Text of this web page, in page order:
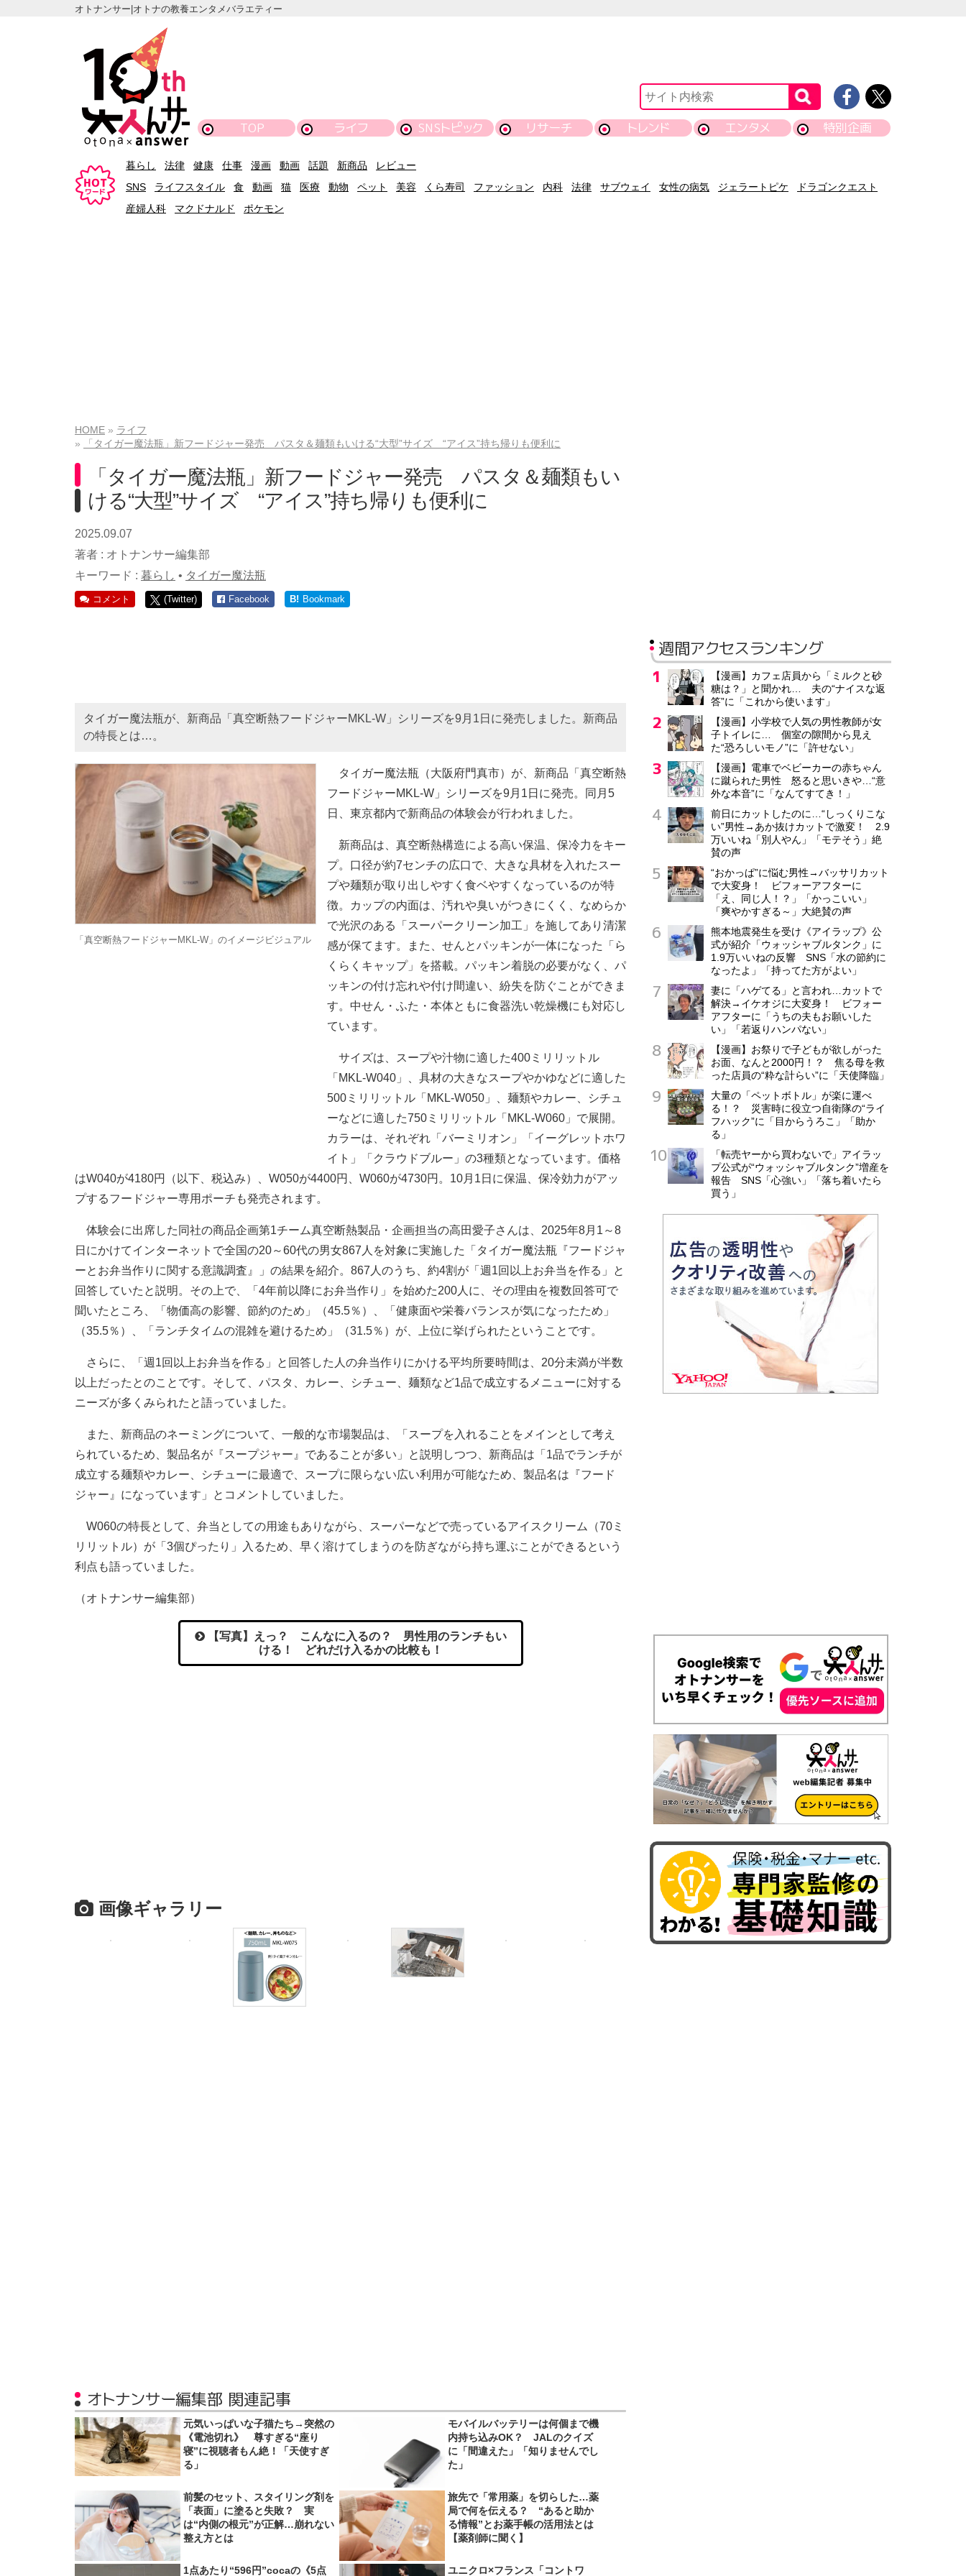
オトナンサー|オトナの教養エンタメバラエティー
TOP ライフ SNSトピック リサーチ トレンド エンタメ 特別企画
暮らし 法律 健康 仕事 漫画 動画 話題 新商品
レビュー
SNS
ライフスタイル 食 動画 猫 医療 動物 ペット 美容 くら寿司 ファッション 内科 法律 サブウェイ 女性の病気 ジェラートピケ
ドラゴンクエスト
産婦人科
マクドナルド ポケモン
HOME
ライフ
「タイガー魔法瓶」新フードジャー発売 パスタ＆麺類もいける“大型”サイズ “アイス”持ち帰りも便利に
「タイガー魔法瓶」新フードジャー発売 パスタ＆麺類もい
ける“大型”サイズ “アイス”持ち帰りも便利に
2025.09.07
著者 : オトナンサー編集部
キーワード : 暮らし • タイガー魔法瓶
コメント (Twitter) Facebook B! Bookmark
タイガー魔法瓶が、新商品「真空断熱フードジャーMKL-W」シリーズを9月1日に発売しました。新商品
の特長とは…。
「真空断熱フードジャーMKL-W」のイメージビジュアル
タイガー魔法瓶（大阪府門真市）が、新商品「真空断熱
フードジャーMKL-W」シリーズを9月1日に発売。同月5
日、東京都内で新商品の体験会が行われました。
新商品は、真空断熱構造による高い保温、保冷力をキー
プ。口径が約7センチの広口で、大きな具材を入れたスー
プや麺類が取り出しやすく食ベやすくなっているのが特
徴。カップの内面は、汚れや臭いがつきにくく、なめらか
で光沢のある「スーパークリーン加工」を施してあり清潔
感が保てます。また、せんとパッキンが一体になった「ら
くらくキャップ」を搭載。パッキン着脱の必要がなく、パ
ッキンの付け忘れや付け間違い、紛失を防ぐことができま
す。中せん・ふた・本体ともに食器洗い乾燥機にも対応し
ています。
サイズは、スープや汁物に適した400ミリリットル
「MKL-W040」、具材の大きなスープやかゆなどに適した
500ミリリットル「MKL-W050」、麺類やカレー、シチュ
ーなどに適した750ミリリットル「MKL-W060」で展開。
カラーは、それぞれ「バーミリオン」「イーグレットホワ
イト」「クラウドブルー」の3種類となっています。価格
はW040が4180円（以下、税込み）、W050が4400円、W060が4730円。10月1日に保温、保冷効力がアッ
プするフードジャー専用ポーチも発売されます。
体験会に出席した同社の商品企画第1チーム真空断熱製品・企画担当の高田愛子さんは、2025年8月1～8
日にかけてインターネットで全国の20～60代の男女867人を対象に実施した「タイガー魔法瓶『フードジャ
ーとお弁当作りに関する意識調査』」の結果を紹介。867人のうち、約4割が「週1回以上お弁当を作る」と
回答していたと説明。その上で、「4年前以降にお弁当作り」を始めた200人に、その理由を複数回答可で
聞いたところ、「物価高の影響、節約のため」（45.5％）、「健康面や栄養バランスが気になったため」
（35.5％）、「ランチタイムの混雑を避けるため」（31.5％）が、上位に挙げられたということです。
さらに、「週1回以上お弁当を作る」と回答した人の弁当作りにかける平均所要時間は、20分未満が半数
以上だったとのことです。そして、パスタ、カレー、シチュー、麺類など1品で成立するメニューに対する
ニーズが多くみられたと語っていました。
また、新商品のネーミングについて、一般的な市場製品は、「スープを入れることをメインとして考え
られているため、製品名が『スープジャー』であることが多い」と説明しつつ、新商品は「1品でランチが
成立する麺類やカレー、シチューに最適で、スープに限らない広い利用が可能なため、製品名は『フード
ジャー』になっています」とコメントしていました。
W060の特長として、弁当としての用途もありながら、スーパーなどで売っているアイスクリーム（70ミ
リリットル）が「3個ぴったり」入るため、早く溶けてしまうのを防ぎながら持ち運ぶことができるという
利点も語っていました。
（オトナンサー編集部）
【写真】えっ？ こんなに入るの？ 男性用のランチもい
ける！ どれだけ入るかの比較も！
画像ギャラリー
オトナンサー編集部 関連記事
元気いっぱいな子猫たち→突然の
《電池切れ》 尊すぎる“座り
寝”に視聴者もん絶！「天使すぎ
る」
モバイルバッテリーは何個まで機
内持ち込みOK？ JALのクイズ
に「間違えた」「知りませんでし
た」
前髪のセット、スタイリング剤を
「表面」に塗ると失敗？ 実
は“内側の根元”が正解…崩れない
整え方とは
旅先で「常用薬」を切らした…薬
局で何を伝える？ “あると助か
る情報”とお薬手帳の活用法とは
【薬剤師に聞く】
1点あたり“596円”cocaの《5点 ユニクロ×フランス「コントワ
週間アクセスランキング
【漫画】カフェ店員から「ミルクと砂
糖は？」と聞かれ… 夫の“ナイスな返
答”に「これから使います」
【漫画】小学校で人気の男性教師が女
子トイレに… 個室の隙間から見え
た“恐ろしいモノ”に「許せない」
【漫画】電車でベビーカーの赤ちゃん
に蹴られた男性 怒ると思いきや…“意
外な本音”に「なんてすてき！」
前日にカットしたのに…“しっくりこな
い”男性→あか抜けカットで激変！ 2.9
万いいね「別人やん」「モテそう」絶
賛の声
“おかっぱ”に悩む男性→バッサリカット
で大変身！ ビフォーアフターに
「え、同じ人！？」「かっこいい」
「爽やかすぎる～」大絶賛の声
熊本地震発生を受け《アイラップ》公
式が紹介「ウォッシャブルタンク」に
1.9万いいねの反響 SNS「水の節約に
なったよ」「持ってた方がよい」
妻に「ハゲてる」と言われ…カットで
解決→イケオジに大変身！ ビフォー
アフターに「うちの夫もお願いした
い」「若返りハンパない」
【漫画】お祭りで子どもが欲しがった
お面、なんと2000円！？ 焦る母を救
った店員の“粋な計らい”に「天使降臨」
大量の「ペットボトル」が楽に運べ
る！？ 災害時に役立つ自衛隊の“ライ
フハック”に「目からうろこ」「助か
る」
「転売ヤーから買わないで」アイラッ
プ公式が“ウォッシャブルタンク”増産を
報告 SNS「心強い」「落ち着いたら
買う」